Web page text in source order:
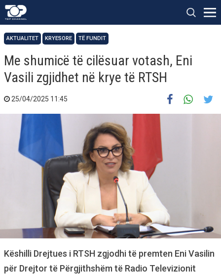
AKTUALITET KRYESORE TË FUNDIT
Me shumicë të cilësuar votash, Eni
Vasili zgjidhet në krye të RTSH
25/04/2025 11:45
Këshilli Drejtues i RTSH zgjodhi të premten Eni Vasilin
për Drejtor të Përgjithshëm të Radio Televizionit